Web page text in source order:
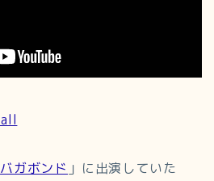
バガボンド 」に出演していた